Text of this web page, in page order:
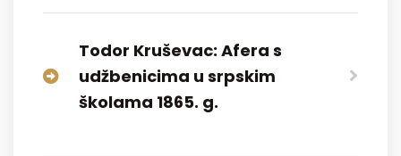
Todor Kruševac: Afera s
udžbenicima u srpskim
školama 1865. g.